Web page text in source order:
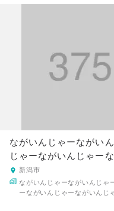
ながいんじゃーながい
じゃーながいんじゃー
新潟市
ながいんじゃーながいんじゃ
ーながいんじゃーながいんじ